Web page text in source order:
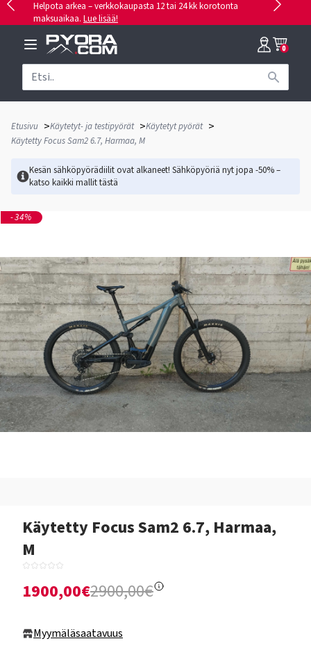
Helpota arkea – verkkokaupasta 12 tai 24 kk korotonta
maksuaikaa. Lue lisää!
0
Etusivu >Käytetyt- ja testipyörät >Käytetyt pyörät >
Käytetty Focus Sam2 6.7, Harmaa, M
Kesän sähköpyörädiilit ovat alkaneet! Sähköpyöriä nyt jopa -50% –
katso kaikki mallittästä
-34%
Käytetty Focus Sam2 6.7, Harmaa,
M
1900,00€2900,00€
Myymäläsaatavuus